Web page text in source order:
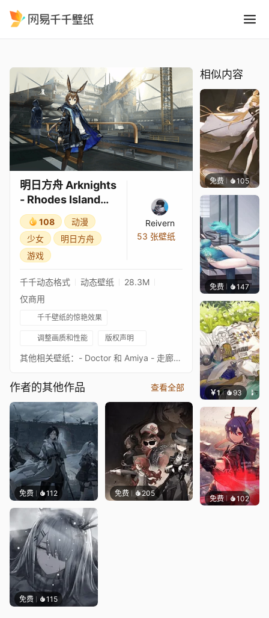
明日方舟 Arknights
- Rhodes Island
(Customizable)
108
动漫
少女
明日方舟
游戏
Reivern
53 张壁纸
千千动态格式 动态壁纸
28.3M
仅商用
千千壁纸的惊艳效果
调整画质和性能 版权声明
其他相关壁纸：- Doctor 和 Amiya - 走廊 其他主屏幕背景：- Rhodes Island（夜晚）- Victoria - Siesta - Kazimierz - Ursus 명일방주アークナイ츠
作者的其他作品 查看全部
免费 112 免费 205
免费 115
相似内容
免费 105
免费 147
￥1 93 冷鸟
免费 102Kyllar